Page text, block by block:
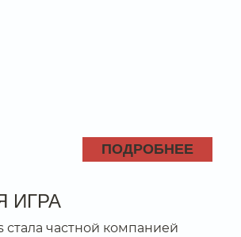
ПОДРОБНЕЕ
ИГРА
стала частной компанией